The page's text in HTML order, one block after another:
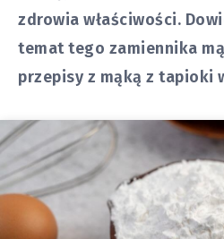
zdrowia właściwości.
temat tego zamiennika
przepisy z mąką z tapioki